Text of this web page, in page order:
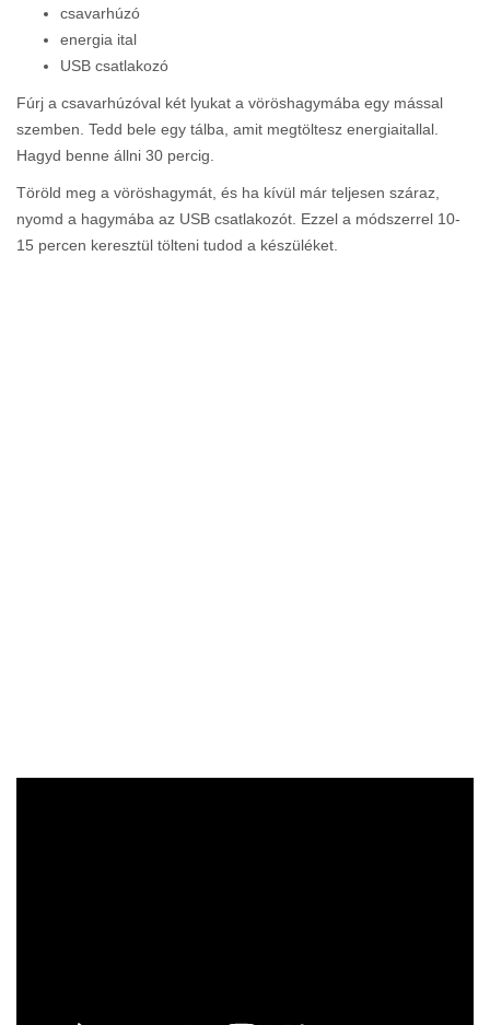
csavarhúzó
energia ital
USB csatlakozó
Fúrj a csavarhúzóval két lyukat a vöröshagymába egy mással
szemben. Tedd bele egy tálba, amit megtöltesz energiaitallal.
Hagyd benne állni 30 percig.
Töröld meg a vöröshagymát, és ha kívül már teljesen száraz,
nyomd a hagymába az USB csatlakozót. Ezzel a módszerrel 10-
15 percen keresztül tölteni tudod a készüléket.